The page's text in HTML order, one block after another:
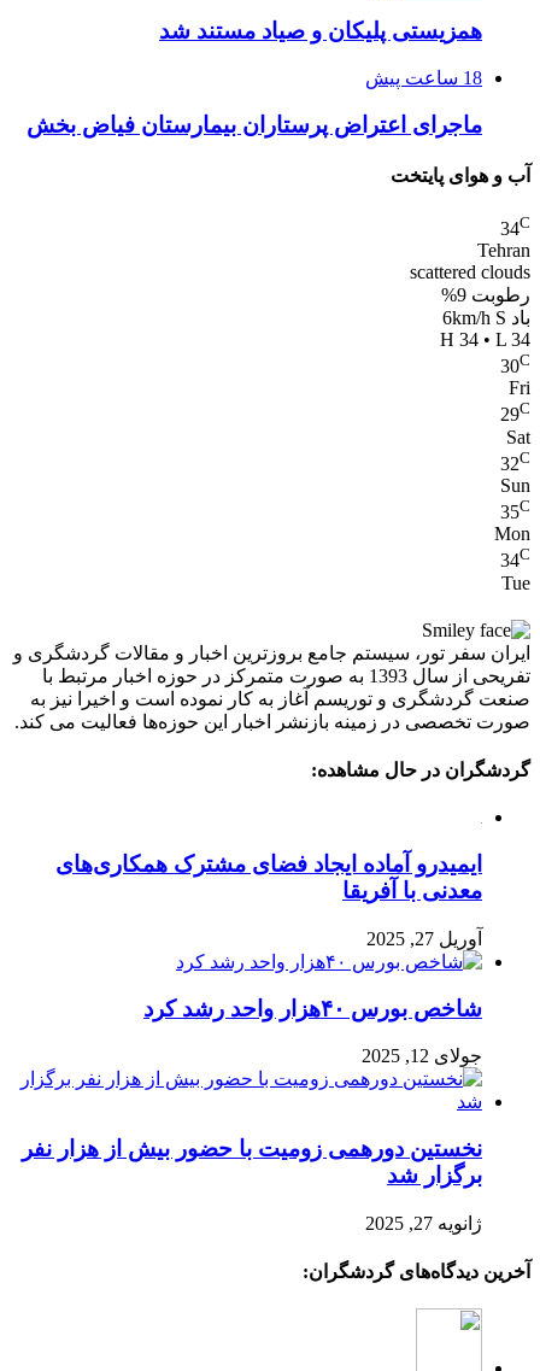
همزیستی پلیکان و صیاد مستند شد
18 ساعت پیش
ماجرای اعتراض پرستاران بیمارستان فیاض بخش
آب و هوای پایتخت
34C
Tehran
scattered clouds
رطوبت 9%
باد 6km/h S
H 34 • L 34
30C
Fri
29C
Sat
32C
Sun
35C
Mon
34C
Tue
ایران سفر تور، سیستم جامع بروزترین اخبار و مقالات گردشگری و
تفریحی از سال 1393 به صورت متمرکز در حوزه اخبار مرتبط با
صنعت گردشگری و توریسم آغاز به کار نموده است و اخیرا نیز به
صورت تخصصی در زمینه بازنشر اخبار این حوزه‌ها فعالیت می کند.
گردشگران در حال مشاهده:
ایمیدرو آماده ایجاد فضای مشترک همکاری‌های
معدنی با آفریقا
آوریل 27, 2025
شاخص بورس ۴۰هزار واحد رشد کرد
جولای 12, 2025
نخستین دورهمی زومیت با حضور بیش از هزار نفر
برگزار شد
ژانویه 27, 2025
آخرین دیدگاه‌های گردشگران: